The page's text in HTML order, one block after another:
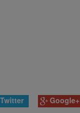
Twitter Google+